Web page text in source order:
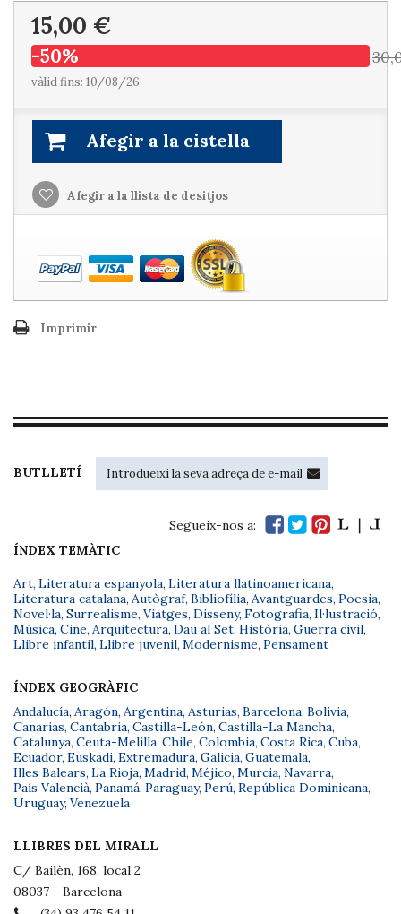
15,00 €
-50%
vàlid fins: 10/08/26
Afegir a la cistella
Afegir a la llista de desitjos
Imprimir
BUTLLETÍ
Segueix-nos a:
ÍNDEX TEMÀTIC
Art, Literatura espanyola, Literatura llatinoamericana,
Literatura catalana, Autògraf, Bibliofília, Avantguardes, Poesia,
Novel·la, Surrealisme, Viatges, Disseny, Fotografia, Il·lustració,
Música, Cine, Arquitectura, Dau al Set, Història, Guerra civil,
Llibre infantil, Llibre juvenil, Modernisme, Pensament
ÍNDEX GEOGRÀFIC
Andalucía, Aragón, Argentina, Asturias, Barcelona, Bolivia,
Canarias, Cantabria, Castilla-León, Castilla-La Mancha,
Catalunya, Ceuta-Melilla, Chile, Colombia, Costa Rica, Cuba,
Ecuador, Euskadi, Extremadura, Galicia, Guatemala,
Illes Balears, La Rioja, Madrid, Méjico, Murcia, Navarra,
País Valencià, Panamá, Paraguay, Perú, República Dominicana,
Uruguay, Venezuela
LLIBRES DEL MIRALL
C/ Bailèn, 168, local 2
08037 - Barcelona